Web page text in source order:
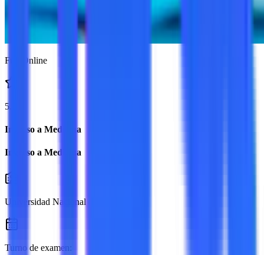
Full Online
5.0
Ingreso a Medicina
Ingreso a Medicina
Universidad Nacional de Córdoba
Turno de examen: